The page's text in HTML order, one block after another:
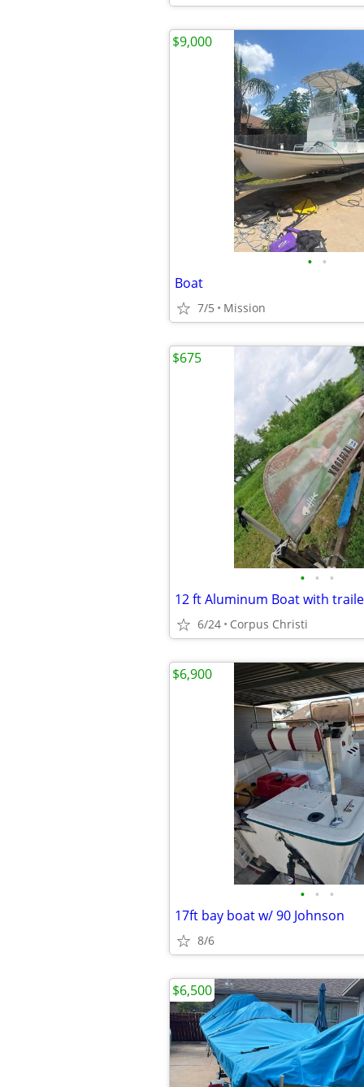
• •
Boat
7/5 Mission
$9,000
• • •
12 ft Aluminum Boat with
6/24 Corpus Christi
$675
• • •
17ft bay boat w/ 90 Johnson
8/6
$6,900
$6,500